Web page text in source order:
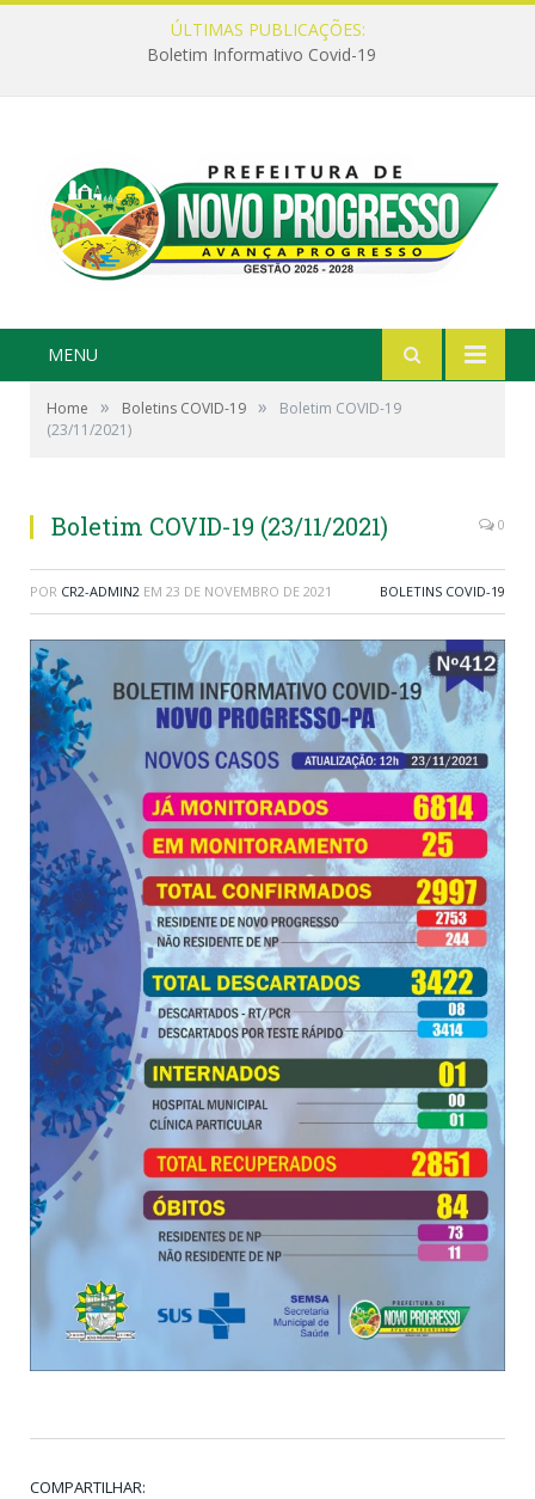
ÚLTIMAS PUBLICAÇÕES:
Boletim Informativo Covid-19
MENU
Home » Boletins COVID-19 »
Boletim COVID-19
(23/11/2021)
Boletim COVID-19 (23/11/2021) 0
POR CR2-ADMIN2 EM 23 DE NOVEMBRO DE 2021 BOLETINS COVID-19
COMPARTILHAR: